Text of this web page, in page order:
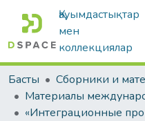
Қауымдастықтар
мен
коллекциялар
Басты